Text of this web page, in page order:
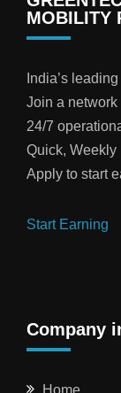
MOBILITY
India’s
Join a
24/7
Quick, Weekly
Apply to start
Start Earning
Company